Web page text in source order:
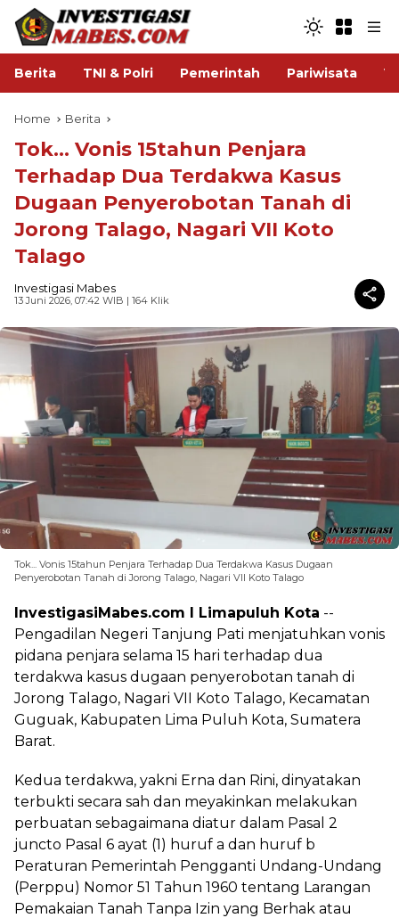
Berita TNI & Polri Pemerintah Pariwisata
Home Berita
Tok... Vonis 15tahun Penjara
Terhadap Dua Terdakwa Kasus
Dugaan Penyerobotan Tanah di
Jorong Talago, Nagari VII Koto
Talago
Investigasi Mabes
13 Juni 2026, 07:42 WIB | 164 Klik
Tok... Vonis 15tahun Penjara Terhadap Dua Terdakwa Kasus Dugaan
Penyerobotan Tanah di Jorong Talago, Nagari VII Koto Talago
InvestigasiMabes.com l Limapuluh Kota --
Pengadilan Negeri Tanjung Pati menjatuhkan vonis
pidana penjara selama 15 hari terhadap dua
terdakwa kasus dugaan penyerobotan tanah di
Jorong Talago, Nagari VII Koto Talago, Kecamatan
Guguak, Kabupaten Lima Puluh Kota, Sumatera
Barat.
Kedua terdakwa, yakni Erna dan Rini, dinyatakan
terbukti secara sah dan meyakinkan melakukan
perbuatan sebagaimana diatur dalam Pasal 2
juncto Pasal 6 ayat (1) huruf a dan huruf b
Peraturan Pemerintah Pengganti Undang-Undang
(Perppu) Nomor 51 Tahun 1960 tentang Larangan
Pemakaian Tanah Tanpa Izin yang Berhak atau